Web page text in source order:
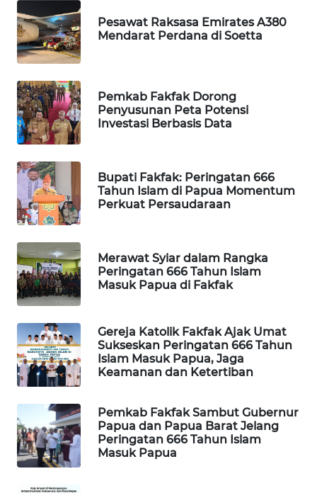
Pesawat Raksasa Emirates A380
Mendarat Perdana di Soetta
Pemkab Fakfak Dorong
Penyusunan Peta Potensi
Investasi Berbasis Data
Bupati Fakfak: Peringatan 666
Tahun Islam di Papua Momentum
Perkuat Persaudaraan
Merawat Syiar dalam Rangka
Peringatan 666 Tahun Islam
Masuk Papua di Fakfak
Gereja Katolik Fakfak Ajak Umat
Sukseskan Peringatan 666 Tahun
Islam Masuk Papua, Jaga
Keamanan dan Ketertiban
Pemkab Fakfak Sambut Gubernur
Papua dan Papua Barat Jelang
Peringatan 666 Tahun Islam
Masuk Papua
WAHANA
PERSONA
WAHANA
OTOMOTIF
HEALTH
WAHANA
DESA
LAPAK
WAHANA
Wahana
Network
KONSUMEN
LISTRIK
MASYARAKAT
KELISTRIKAN